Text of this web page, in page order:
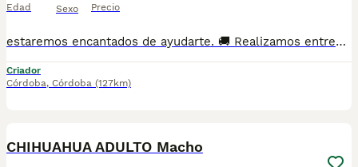
Edad Sexo Precio
estaremos encantados de ayudarte. 🚚 Realizamos entregas en toda España, con especial frecuencia en **Andalucía**: Sevilla, Málaga, Cádiz, Córdoba, Granada, Jaén, Huelva y Almería. También entregamos habitualmente en Marbella, Jerez de la Frontera, Estepona, Fuengirola, Benalmádena, Mijas, Dos Hermanas y cualquier punto de España. **Entrega 100% a contrarreembolso.** No tendrás que adelantar el importe del cachorro. Lo recibirás en la puerta de tu casa mediante transporte especializado y podrás comprobar que todo está correcto antes de realizar el pago. Nuestros cachorros se entregan: ✅ Vacunados y desparasitados según su edad. ✅ Con microchip, cartilla veterinaria y documentación al día. ✅ Revisados veterinariamente antes de salir de nuestras instalaciones. ✅ Procedentes de excelentes líneas, seleccionadas por salud, carácter y morfología. ✅ Perfectamente socializados y acostumbrados al contacto diario con personas. ✅ Iniciados en el aprendizaje para hacer sus necesidades sobre empapador, facilitando su adaptación al nuevo hogar. ✅ Con asesoramiento personalizado antes y después de la entrega. Nuestro objetivo no es vender un cachorro más. Queremos que cada familia reciba un compañero sano, equilibrado y criado con el máximo cuidado desde el primer día. 📩 Si deseas fotografías, vídeos o más información, escríbenos por privado. Estaremos encantados de ayudarte a encontrar el compañero perfecto670864332 . . .
Criador
Córdoba, Córdoba (127km)
CHIHUAHUA ADULTO Macho